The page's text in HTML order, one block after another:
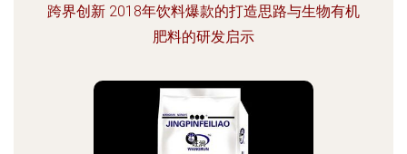
跨界创新 2018年饮料爆款的打造思路与生物有机
肥料的研发启示